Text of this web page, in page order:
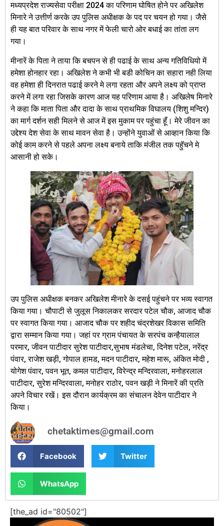
मध्यप्रदेश राज्यसेवा परीक्षा 2024 का परिणाम घोषित होने पर अखिलेश
मिनारे ने उत्तीर्ण करके उप पुलिस अधीक्षक के पद पर चयन हो गया। जैसे
ही यह बात परिवार के साथ नगर में फेली चारो ओर बधाई का तांता लग
गया।
‎मीनारें के पिता ने ताया कि बचपन से ही पढाई के साथ अन्य गतिविधियो में
हमेशा होनहार रहा। अखिलेश ने कभी भी बडी कोचिन का सहारा नही लिया
वह हमेशा ही दिनरात पढाई करने मे लगा रहता और अपने लक्ष्य को प्राप्त
करने में लगा रहा जिसके कारण आज यह परिणाम आया है। अखिलेष मिनारे
ने कहा कि माता पिता और दादा के साथ प्राथमिक विघालय (शिशु मन्दिर)
का मार्ग दर्शन सही मिलने से आज में इस मुकाम पर पहुंचा हूँ। मेरे जीवन का
उद्देश्य देश सेवा के साथ मावन सेवा है। उन्होंने युवाओं से आव्हान किया कि
कोई काम करने से पहले अपना लक्ष्य बनाये ताकि मंजील तक पहुॅचने मे
आसानी हो सके।
उप पुलिस अधीक्षक बनकर अखिलेश मीनारे के ‎दसई पहुंचने पर भव्य स्वागत
किया गया। चौपाटी से जुलूस निकालकर सरदार पटेल चौक, आजाद चौक
पर स्वागत किया गया। आजाद चौक पर शहीद चंद्रशेखर विकास समिति
द्वारा सम्मान किया गया। जहां पर ग्राम पंचायत के सरपंच कन्हैयालाल
परमार, जीवन पाटीदार सुरेश पाटीदार,सुभाष मंडलेचा, दिनेश पटेल, नरेंद्र
पंवार, राजेश खड़ी, गोपाल हामड, मदन पाटीदार, महेश मारू, अंकित मोदी ,
योगेश पंवार, पवन भूत, कमल पाटीदार, विरेन्द्र मन्दिरवाला, मनोहरलाल
पाटीदार, सुरेश मन्दिरवाला, मनोहर राठोर, पवन खड़ी ने मिनारें की प्रति
अपने विचार रखें। इस दौरान कार्यक्रम का संचालन देवेन पाटीदार ने
किया।
chetaktimes@gmail.com
Facebook Twitter
WhatsApp
[the_ad id="80502"]